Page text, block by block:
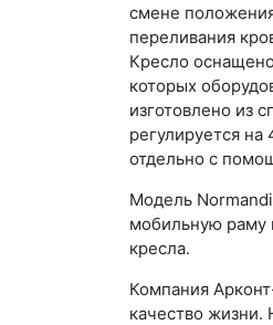
смене
переливания
Кресло
которых
изготовлено из
регулируется
отдельно с
Модель
мобильную раму
кресла.
Компания
качество жизни.